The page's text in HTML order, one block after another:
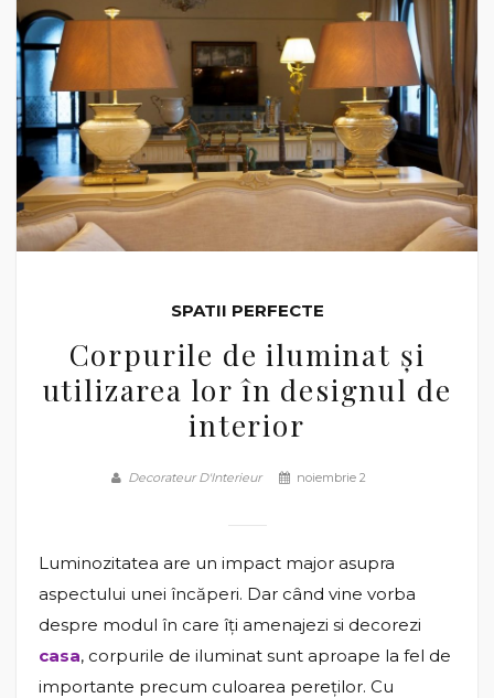
SPATII PERFECTE
Corpurile de iluminat și
utilizarea lor în designul de
interior
Decorateur D'Interieur noiembrie 2
Luminozitatea are un impact major asupra
aspectului unei încăperi. Dar când vine vorba
despre modul în care îți amenajezi si decorezi
casa, corpurile de iluminat sunt aproape la fel de
importante precum culoarea pereților. Cu